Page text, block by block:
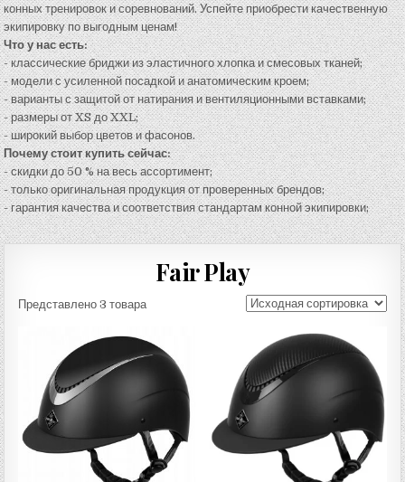
конных тренировок и соревнований. Успейте приобрести качественную
экипировку по выгодным ценам!
Что у нас есть:
- классические бриджи из эластичного хлопка и смесовых тканей;
- модели с усиленной посадкой и анатомическим кроем;
- варианты с защитой от натирания и вентиляционными вставками;
- размеры от XS до XXL;
- широкий выбор цветов и фасонов.
Почему стоит купить сейчас:
- скидки до 50 % на весь ассортимент;
- только оригинальная продукция от проверенных брендов;
- гарантия качества и соответствия стандартам конной экипировки;
Fair Play
Представлено 3 товара